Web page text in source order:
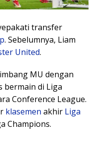
transfer
. Sebelumnya, Liam
United.
MU dengan
bermain di Liga
Conference League.
klasemen akhir Liga
Champions.